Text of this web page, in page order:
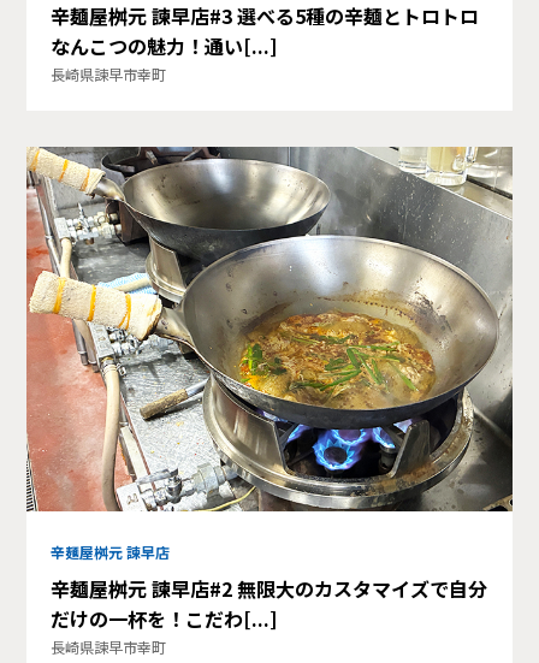
辛麺屋桝元 諫早店#3 選べる5種の辛麺とトロトロ
なんこつの魅力！通い[...]
長崎県諫早市幸町
辛麺屋桝元 諫早店
辛麺屋桝元 諫早店#2 無限大のカスタマイズで自分
だけの一杯を！こだわ[...]
長崎県諫早市幸町